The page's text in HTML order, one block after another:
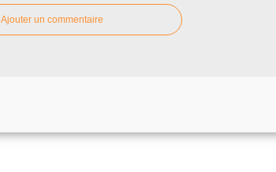
Ajouter un commentaire